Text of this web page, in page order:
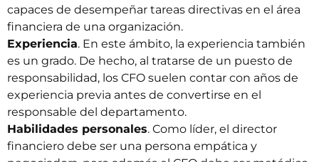
capaces de desempeñar tareas directivas en el área
financiera de una organización.
Experiencia. En este ámbito, la experiencia también
es un grado. De hecho, al tratarse de un puesto de
responsabilidad, los CFO suelen contar con años de
experiencia previa antes de convertirse en el
responsable del departamento.
Habilidades personales. Como líder, el director
financiero debe ser una persona empática y